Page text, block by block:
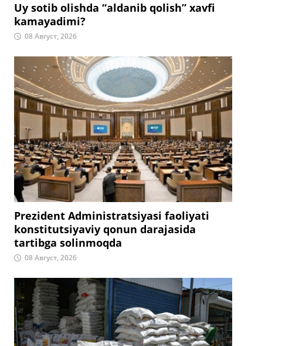
Uy sotib olishda “aldanib qolish” xavfi
kamayadimi?
08 Август, 2026
Prezident Administratsiyasi faoliyati
konstitutsiyaviy qonun darajasida
tartibga solinmoqda
08 Август, 2026